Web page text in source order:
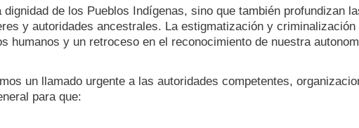
de los Pueblos Indígenas, sino que también profundizan
y autoridades ancestrales. La estigmatización y criminalización
humanos y un retroceso en el reconocimiento de nuestra
un llamado urgente a las autoridades competentes,
para que: